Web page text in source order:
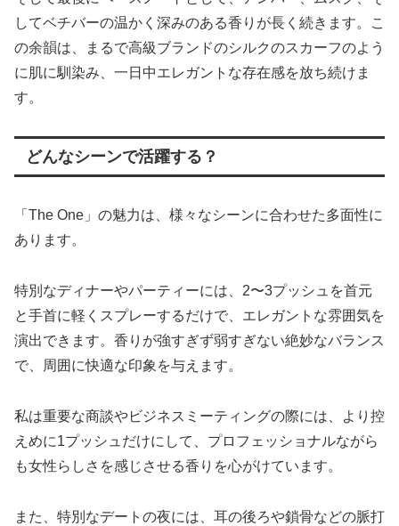
してベチバーの温かく深みのある香りが長く続きます。こ
の余韻は、まるで高級ブランドのシルクのスカーフのよう
に肌に馴染み、一日中エレガントな存在感を放ち続けま
す。
どんなシーンで活躍する？
「The One」の魅力は、様々なシーンに合わせた多面性に
あります。
特別なディナーやパーティーには、2〜3プッシュを首元
と手首に軽くスプレーするだけで、エレガントな雰囲気を
演出できます。香りが強すぎず弱すぎない絶妙なバランス
で、周囲に快適な印象を与えます。
私は重要な商談やビジネスミーティングの際には、より控
えめに1プッシュだけにして、プロフェッショナルながら
も女性らしさを感じさせる香りを心がけています。
また、特別なデートの夜には、耳の後ろや鎖骨などの脈打